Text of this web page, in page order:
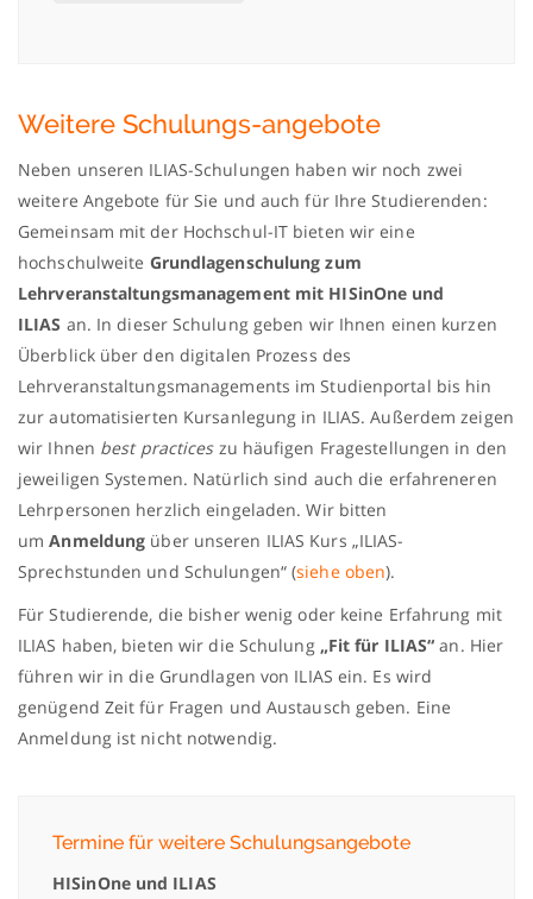
Weitere Schulungs-angebote
Neben unseren ILIAS-Schulungen haben wir noch zwei
weitere Angebote für Sie und auch für Ihre Studierenden:
Gemeinsam mit der Hochschul-IT bieten wir eine
hochschulweite Grundlagenschulung zum
Lehrveranstaltungsmanagement mit HISinOne und
ILIAS an. In dieser Schulung geben wir Ihnen einen kurzen
Überblick über den digitalen Prozess des
Lehrveranstaltungsmanagements im Studienportal bis hin
zur automatisierten Kursanlegung in ILIAS. Außerdem zeigen
wir Ihnen best practices zu häufigen Fragestellungen in den
jeweiligen Systemen. Natürlich sind auch die erfahreneren
Lehrpersonen herzlich eingeladen. Wir bitten
umAnmeldung über unseren ILIAS Kurs „ILIAS-
Sprechstunden und Schulungen“ (siehe oben).
Für Studierende, die bisher wenig oder keine Erfahrung mit
ILIAS haben, bieten wir die Schulung „Fit für ILIAS“an. Hier
führen wir in die Grundlagen von ILIAS ein. Es wird
genügend Zeit für Fragen und Austausch geben. Eine
Anmeldung ist nicht notwendig.
Termine für weitere Schulungsangebote
HISinOne und ILIAS